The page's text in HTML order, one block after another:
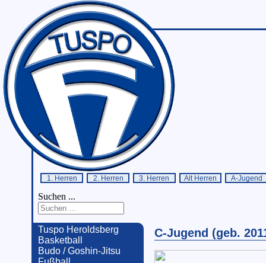
1. Herren 2. Herren 3. Herren Alt Herren A-Jugend
Suchen ...
Tuspo Heroldsberg
Basketball
Budo / Goshin-Jitsu
C-Jugend (geb.